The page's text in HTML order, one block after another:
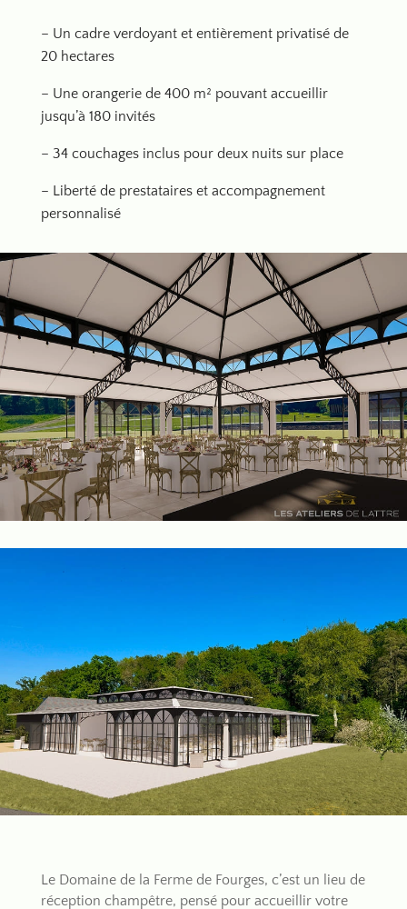
– Un cadre verdoyant et entièrement privatisé de
20 hectares
– Une orangerie de 400 m² pouvant accueillir
jusqu’à 180 invités
– 34 couchages inclus pour deux nuits sur place
– Liberté de prestataires et accompagnement
personnalisé
Le Domaine de la Ferme de Fourges, c’est un lieu de
réception champêtre, pensé pour accueillir votre